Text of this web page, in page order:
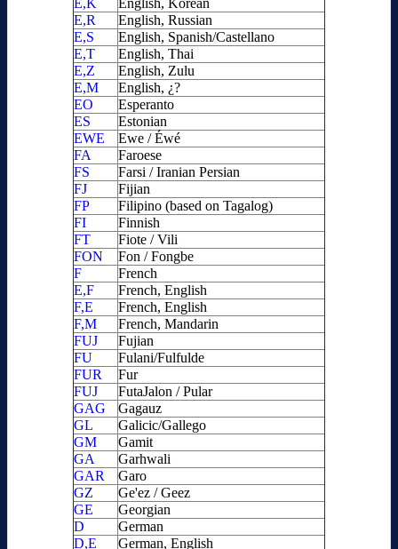
E,K
English, Korean
E,R
English, Russian
E,S
English, Spanish/Castellano
E,T
English, Thai
E,Z
English, Zulu
E,M
English, ¿?
EO
Esperanto
ES
Estonian
EWE
Ewe / Éwé
FA
Faroese
FS
Farsi / Iranian Persian
FJ
Fijian
FP
Filipino (based on Tagalog)
FI
Finnish
FT
Fiote / Vili
FON
Fon / Fongbe
F
French
E,F
French, English
F,E
French, English
F,M
French, Mandarin
FUJ
Fujian
FU
Fulani/Fulfulde
FUR
Fur
FUJ
FutaJalon / Pular
GAG
Gagauz
GL
Galicic/Gallego
GM
Gamit
GA
Garhwali
GAR
Garo
GZ
Ge'ez / Geez
GE
Georgian
D
German
D,E
German, English